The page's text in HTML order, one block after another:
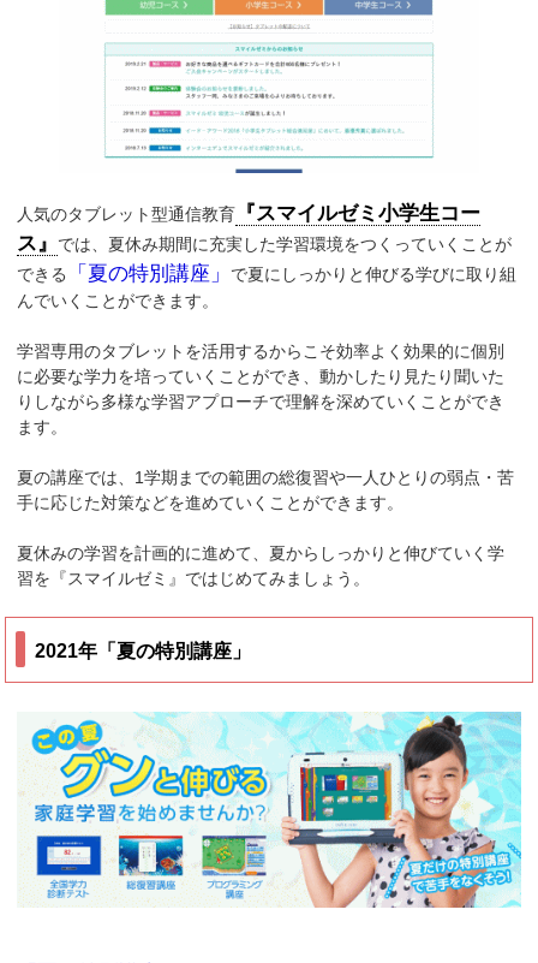
人気のタブレット型通信教育
『スマイルゼミ小学生コー
ス』
では、夏休み期間に充実した学習環境をつくっていくことが
できる
「夏の特別講座」
で夏にしっかりと伸びる学びに取り組
んでいくことができます。
学習専用のタブレットを活用するからこそ効率よく効果的に個別
に必要な学力を培っていくことができ、動かしたり見たり聞いた
りしながら多様な学習アプローチで理解を深めていくことができ
ます。
夏の講座では、1学期までの範囲の総復習や一人ひとりの弱点・苦
手に応じた対策などを進めていくことができます。
夏休みの学習を計画的に進めて、夏からしっかりと伸びていく学
習を『スマイルゼミ』ではじめてみましょう。
2021年「夏の特別講座」